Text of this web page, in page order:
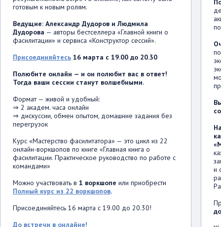
готовым к новым ролям.
Ведущие: Александр Дудоров и Людмила
Дудорова — авторы бестселлера «Главной книги о
фасилитации» и сервиса «Конструктор сессий».
Присоединяйтесь 16 марта с 19.00 до 20.30
Полюбите онлайн — и он полюбит вас в ответ!
Тогда ваши сессии станут волшебными.
Формат — живой и удобный:
⇒ 2 академ. часа онлайн
⇒ дискуссии, обмен опытом, домашние задания без
перегрузок
Курс «Мастерство фасилитатора» — это цикл из 22
онлайн-воркшопов по книге «Главная книга о
фасилитации. Практическое руководство по работе с
командами»
Можно участвовать в 1 воркшопе или приобрести
Полный курс из 22 воркшопов.
Присоединяйтесь 16 марта с 19.00 до 20.30!
До встречи в онлайне!
и